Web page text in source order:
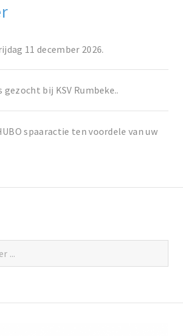
11 december 2026.
bij KSV Rumbeke..
spaaractie ten voordele van uw